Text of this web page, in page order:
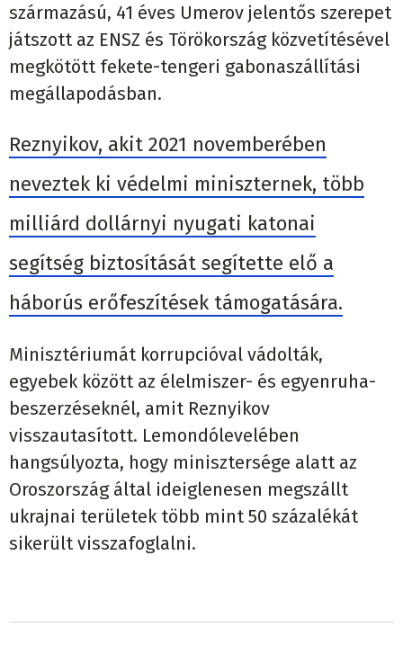
származású, 41 éves Umerov jelentős szerepet
játszott az ENSZ és Törökország közvetítésével
megkötött fekete-tengeri gabonaszállítási
megállapodásban.
Reznyikov, akit 2021 novemberében
neveztek ki védelmi miniszternek, több
milliárd dollárnyi nyugati katonai
segítség biztosítását segítette elő a
háborús erőfeszítések támogatására.
Minisztériumát korrupcióval vádolták,
egyebek között az élelmiszer- és egyenruha-
beszerzéseknél, amit Reznyikov
visszautasított. Lemondólevelében
hangsúlyozta, hogy minisztersége alatt az
Oroszország által ideiglenesen megszállt
ukrajnai területek több mint 50 százalékát
sikerült visszafoglalni.